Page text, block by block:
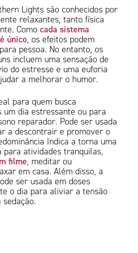
Lights são conhecidos por
relaxantes, tanto física
Comocada sistema
único, os efeitos podem
pessoa. No entanto, os
incluem uma sensação de
do estresse e uma euforia
a melhorar o humor.
para quem busca
um dia estressante ou para
reparador. Pode ser usada
a descontrair e promover o
Indica a torna uma
para atividades tranquilas,
filme, meditar ou
em casa. Além disso, a
ser usada em doses
o dia para aliviar a tensão